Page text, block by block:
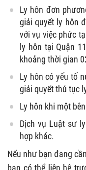
Ly hôn đơn
giải quyết ly hôn
với vụ việc phức
ly hôn tại Quận
khoảng thời gian
Ly hôn có yếu tố
giải quyết thủ tục
Ly hôn khi một
Dịch vụ Luật sư
hợp khác.
Nếu như bạn đang
bạn có thể liên hệ